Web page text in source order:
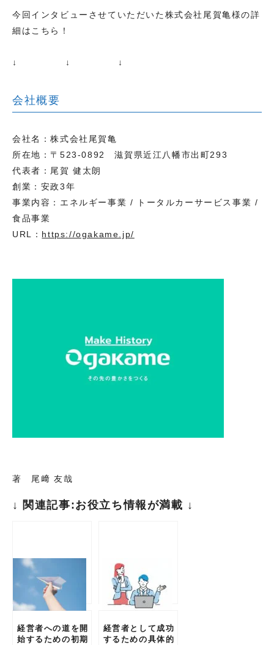
今回インタビューさせていただいた株式会社尾賀亀様の詳
細はこちら！
↓ ↓ ↓
会社概要
会社名：株式会社尾賀亀
所在地：〒523-0892 滋賀県近江八幡市出町293
代表者：尾賀 健太朗
創業：安政3年
事業内容：エネルギー事業 / トータルカーサービス事業 /
食品事業
URL： https://ogakame.jp/
著 尾﨑 友哉
↓ 関連記事:お役立ち情報が満載 ↓
経営者への道を開
始するための初期
経営者として成功
するための具体的